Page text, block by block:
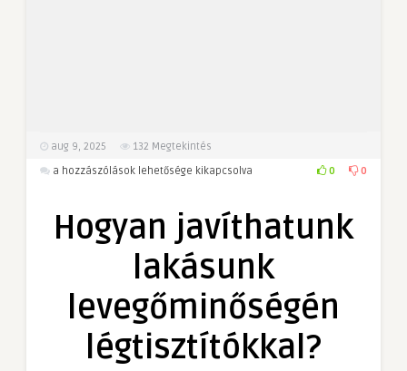
aug 9, 2025 132 Megtekintés
Hogyan
levegőminőségén
a hozzászólások lehetősége kikapcsolva 0 0
Hogyan javíthatunk
lakásunk
levegőminőségén
légtisztítókkal?